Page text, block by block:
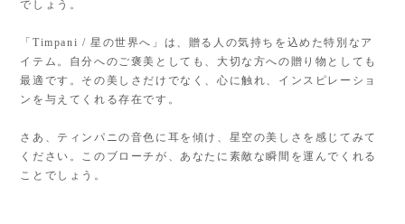
でしょう。
「Timpani / 星の世界へ」は、贈る人の気持ちを込めた特別なア
イテム。自分へのご褒美としても、大切な方への贈り物としても
最適です。その美しさだけでなく、心に触れ、インスピレーショ
ンを与えてくれる存在です。
さあ、ティンパニの音色に耳を傾け、星空の美しさを感じてみて
ください。このブローチが、あなたに素敵な瞬間を運んでくれる
ことでしょう。